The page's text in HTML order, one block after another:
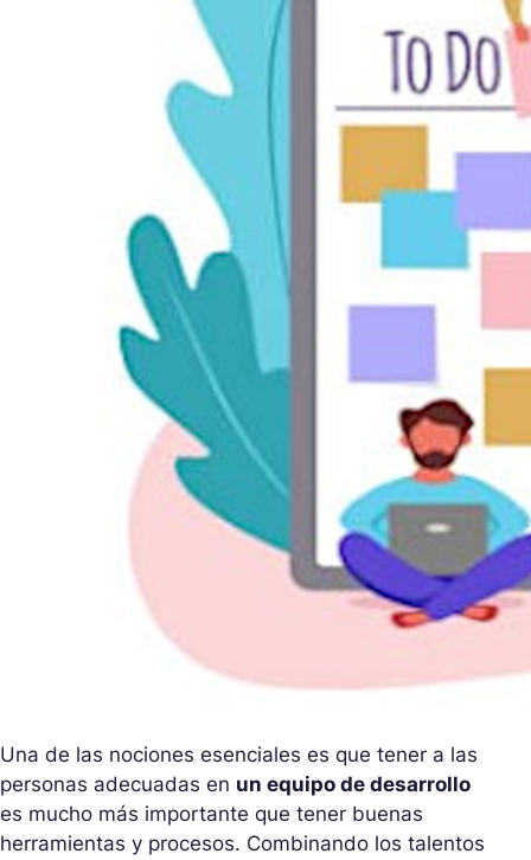
Una de las nociones esenciales es que tener a las
personas adecuadas en un equipo de desarrollo
es mucho más importante que tener buenas
herramientas y procesos. Combinando los talentos